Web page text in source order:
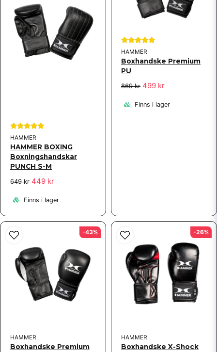
Skicka fråga
HAMMER
HAMMER BOXING
Boxningshandskar
PUNCH S-M
649 kr 449 kr
Finns i lager
HAMMER
Boxhandske Premium
PU
869 kr 499 kr
Finns i lager
HAMMER
Boxhandske Premium
-43%
HAMMER
Boxhandske X-Shock
-26%